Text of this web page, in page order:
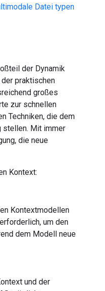
Datei typen
der Dynamik
praktischen
großes
zur schnellen
Techniken, die dem
stellen. Mit immer
die neue
Kontext:
Kontextmodellen
um den
dem Modell neue
und der